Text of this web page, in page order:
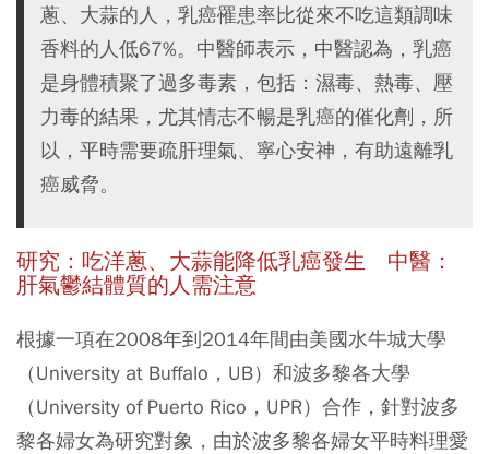
蔥、大蒜的人，乳癌罹患率比從來不吃這類調味
香料的人低67%。中醫師表示，中醫認為，乳癌
是身體積聚了過多毒素，包括：濕毒、熱毒、壓
力毒的結果，尤其情志不暢是乳癌的催化劑，所
以，平時需要疏肝理氣、寧心安神，有助遠離乳
癌威脅。
研究：吃洋蔥、大蒜能降低乳癌發生 中醫：
肝氣鬱結體質的人需注意
根據一項在2008年到2014年間由美國水牛城大學
（University at Buffalo，UB）和波多黎各大學
（University of Puerto Rico，UPR）合作，針對波多
黎各婦女為研究對象，由於波多黎各婦女平時料理愛